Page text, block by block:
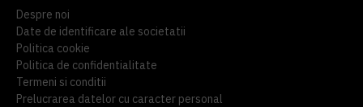
Despre noi
Date de identificare ale societatii
Politica cookie
Politica de confidentialitate
Termeni si conditii
Prelucrarea datelor cu caracter personal